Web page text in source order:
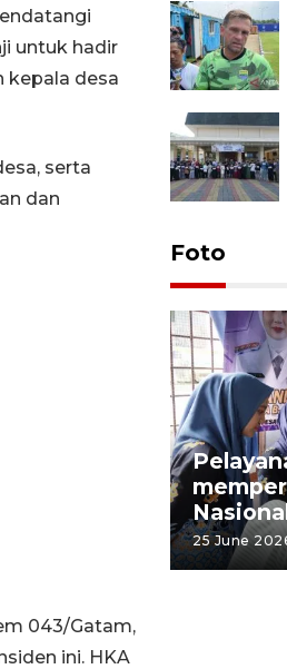
untuk hadir
kepala desa
serta
dan
043/Gatam,
ini. HKA
Foto
25 June